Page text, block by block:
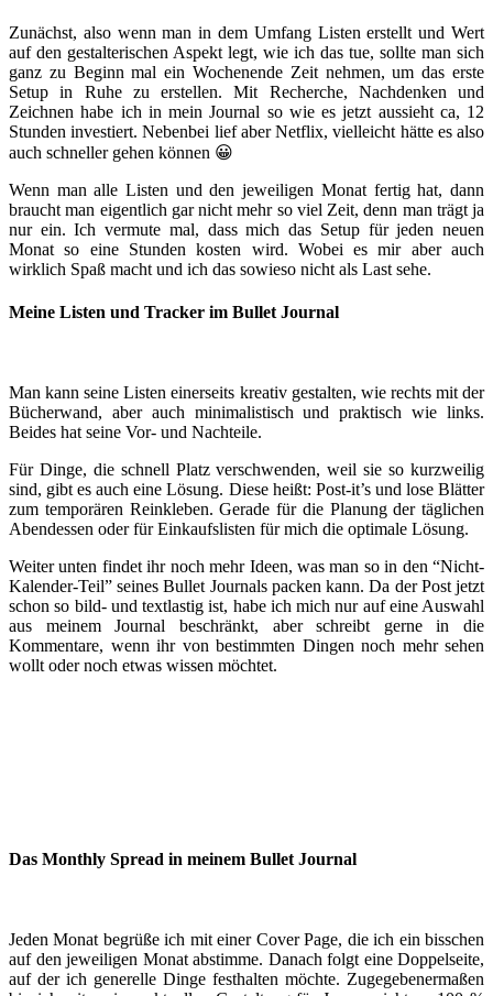
Zunächst, also wenn man in dem Umfang Listen erstellt und Wert
auf den gestalterischen Aspekt legt, wie ich das tue, sollte man sich
ganz zu Beginn mal ein Wochenende Zeit nehmen, um das erste
Setup in Ruhe zu erstellen. Mit Recherche, Nachdenken und
Zeichnen habe ich in mein Journal so wie es jetzt aussieht ca, 12
Stunden investiert. Nebenbei lief aber Netflix, vielleicht hätte es also
auch schneller gehen können 😀
Wenn man alle Listen und den jeweiligen Monat fertig hat, dann
braucht man eigentlich gar nicht mehr so viel Zeit, denn man trägt ja
nur ein. Ich vermute mal, dass mich das Setup für jeden neuen
Monat so eine Stunden kosten wird. Wobei es mir aber auch
wirklich Spaß macht und ich das sowieso nicht als Last sehe.
Meine Listen und Tracker im Bullet Journal
Man kann seine Listen einerseits kreativ gestalten, wie rechts mit der
Bücherwand, aber auch minimalistisch und praktisch wie links.
Beides hat seine Vor- und Nachteile.
Für Dinge, die schnell Platz verschwenden, weil sie so kurzweilig
sind, gibt es auch eine Lösung. Diese heißt: Post-it’s und lose Blätter
zum temporären Reinkleben. Gerade für die Planung der täglichen
Abendessen oder für Einkaufslisten für mich die optimale Lösung.
Weiter unten findet ihr noch mehr Ideen, was man so in den “Nicht-
Kalender-Teil” seines Bullet Journals packen kann. Da der Post jetzt
schon so bild- und textlastig ist, habe ich mich nur auf eine Auswahl
aus meinem Journal beschränkt, aber schreibt gerne in die
Kommentare, wenn ihr von bestimmten Dingen noch mehr sehen
wollt oder noch etwas wissen möchtet.
Das Monthly Spread in meinem Bullet Journal
Jeden Monat begrüße ich mit einer Cover Page, die ich ein bisschen
auf den jeweiligen Monat abstimme. Danach folgt eine Doppelseite,
auf der ich generelle Dinge festhalten möchte. Zugegebenermaßen